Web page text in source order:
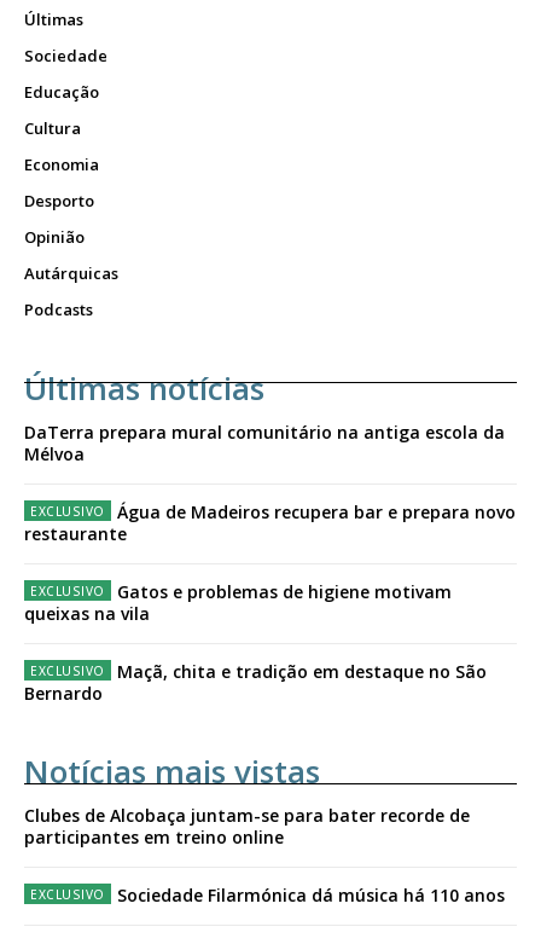
Últimas
Sociedade
Educação
Cultura
Economia
Desporto
Opinião
Autárquicas
Podcasts
Últimas notícias
DaTerra prepara mural comunitário na antiga escola da
Mélvoa
Água de Madeiros recupera bar e prepara novo
restaurante
Gatos e problemas de higiene motivam
queixas na vila
Maçã, chita e tradição em destaque no São
Bernardo
Notícias mais vistas
Clubes de Alcobaça juntam-se para bater recorde de
participantes em treino online
Sociedade Filarmónica dá música há 110 anos